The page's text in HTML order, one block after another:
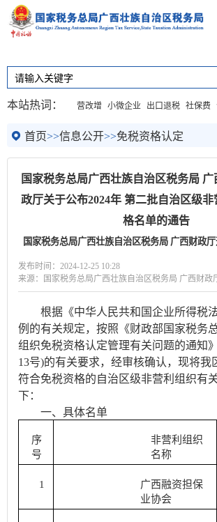
本站热词： 营改增 小微企业 出口退税 社保费
首页>>信息公开>>免税资格认定
国家税务总局广西壮族自治区税务局
政厅关于公布2024年 第二批自治区级
格名单的通告
国家税务总局广西壮族自治区税务局 广西财政
发布时间：2024-12-25 10:28
来源：国家税务总局广西壮族自治区税务局 广西财政
根据《中华人民共和国企业所得税
例的有关规定，按照《财政部国家税务
组织免税资格认定管理有关问题的通知》
13号)的有关要求，经审核确认，现将我
符合免税资格的自治区级非营利组织有
下：
一、具体名单
序
号
非营利组织
名称
1
广西融资担保
业协会